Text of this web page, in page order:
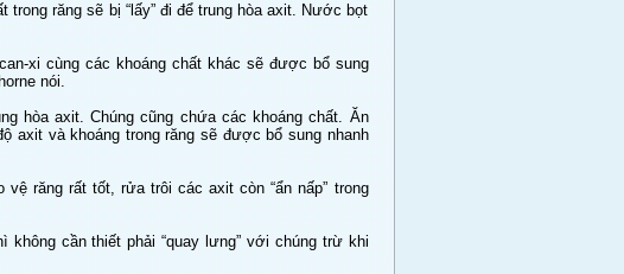
răng sẽ bị “lấy” đi để trung hòa axit. Nước bọt
xi cùng các khoáng chất khác sẽ được bổ sung
nói.
hòa axit. Chúng cũng chứa các khoáng chất. Ăn
axit và khoáng trong răng sẽ được bổ sung nhanh
răng rất tốt, rửa trôi các axit còn “ẩn nấp” trong
cần thiết phải “quay lưng” với chúng trừ khi